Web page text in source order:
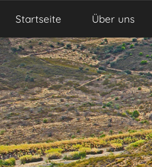
und
Leben
Wohnmobil
Startseite Über uns